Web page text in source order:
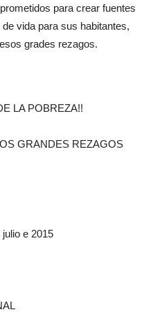
para crear fuentes
vida para sus habitantes,
grades rezagos.
LA POBREZA!!
GRANDES REZAGOS
e 2015